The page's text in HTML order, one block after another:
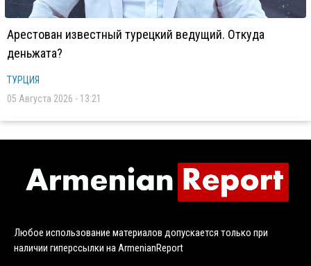
Арестован известный турецкий ведущий. Откуда
деньжата?
ТУРЦИЯ
05 Августа 2026 - 13:21
Любое использование материалов допускается только при
наличии гиперссылки на ArmenianReport